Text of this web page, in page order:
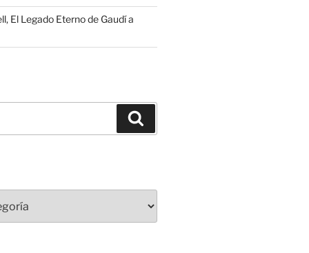
El Legado Eterno de Gaudí a